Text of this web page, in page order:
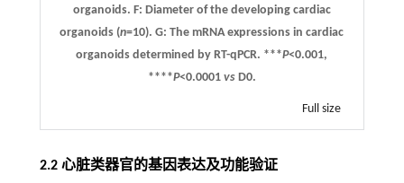
organoids. F: Diameter of the developing cardiac
organoids (n=10).G: The mRNA expressions in cardiac
organoids determined by RT-qPCR. ***P<0.001,
****P<0.0001 vsD0.
Full size
2.2 心脏类器官的基因表达及功能验证